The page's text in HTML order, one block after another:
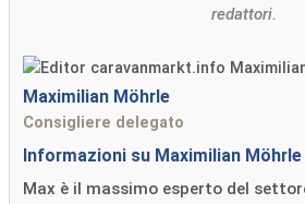
redattori.
Maximilian Möhrle
Consigliere delegato
Informazioni su Maximilian Möhrle
Max è il massimo esperto del